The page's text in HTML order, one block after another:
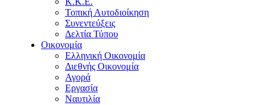
Τοπική Αυτοδιοίκηση
Συνεντεύξεις
Δελτία Τύπου
Οικονομία
Ελληνική Οικονομία
Διεθνής Οικονομία
Αγορά
Εργασία
Ναυτιλία